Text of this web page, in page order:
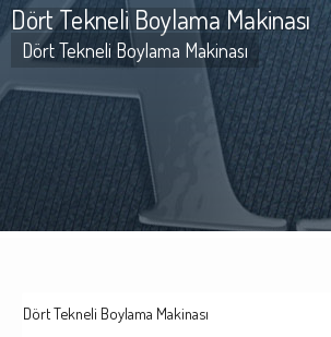
Dört Tekneli Boylama Makinası
Dört Tekneli Boylama Makinası
Dört Tekneli Boylama Makinası